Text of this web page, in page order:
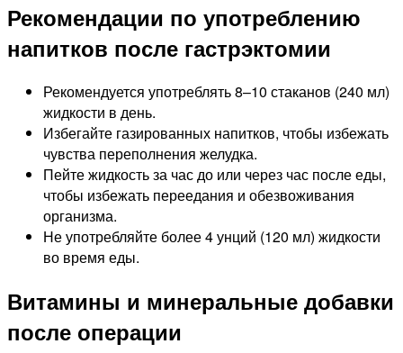
Рекомендации по употреблению
напитков после гастрэктомии
Рекомендуется употреблять 8–10 стаканов (240 мл)
жидкости в день.
Избегайте газированных напитков, чтобы избежать
чувства переполнения желудка.
Пейте жидкость за час до или через час после еды,
чтобы избежать переедания и обезвоживания
организма.
Не употребляйте более 4 унций (120 мл) жидкости
во время еды.
Витамины и минеральные добавки
после операции